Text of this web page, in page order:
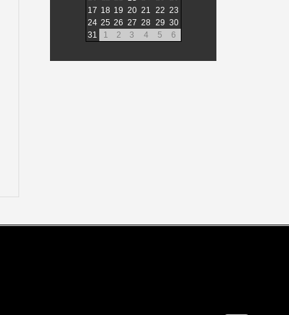
17 18 19 20 21 22 23
24 25 26 27 28 29 30
31
1 2 3 4 5 6